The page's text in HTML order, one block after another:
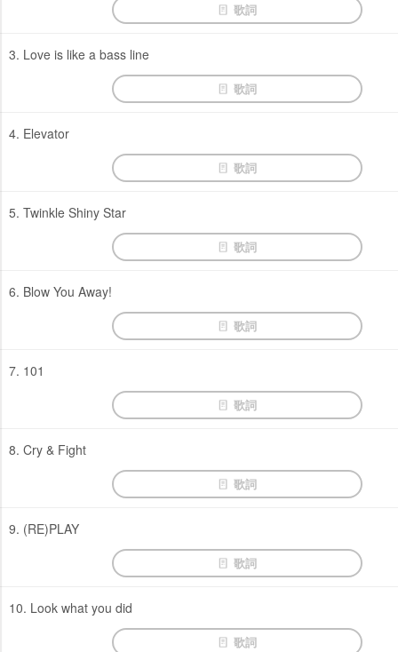
歌詞
3. Love is like a bass line
歌詞
4. Elevator
歌詞
5. Twinkle Shiny Star
歌詞
6. Blow You Away!
歌詞
7. 101
歌詞
8. Cry & Fight
歌詞
9. (RE)PLAY
歌詞
10. Look what you did
歌詞